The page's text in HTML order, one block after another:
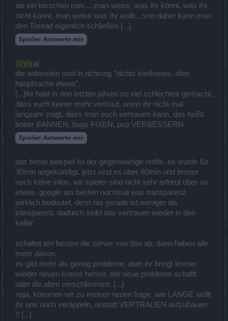
als ein bisschen naiv.....man weiss, was Ihr könnt, was Ihr
nicht könnt, man weiss was Ihr wollt....von daher kann man
den Thread eigentich schließen [...]
Spoiler:Antworte mir
@Viral
die antworten sind in richtung "nichts konkretes, aber
hauptsache etwas".
[...]ihr habt in den letzten jahren so viel schlechtes gemacht,
dass euch keiner mehr vertraut, wenn ihr nicht mal
langsam zeigt, dass man euch vertrauen kann. das heißt
botter BANNEN, bugs FIXEN, pvp VERBESSERN.
Spoiler:Antworte mir
das beste beispiel ist der gegenwärtige hotfix. es wurde für
30min angekündigt. jetzt sind es über 60min und immer
noch keine infos. wir spieler sind nicht sehr erfreut über so
etwas. google am besten nochmal was transparenz
wirklich bedeutet, denn fas gerade ist weniger als
transparent, dadurch sinkt das vertrauen wieder in den
keller.
schaltet am besten die server von dso ab. dann haben alle
mehr davon.
es gibt mehr als genug probleme, aber ihr bringt immer
wieder neuen krams hervor, der neue probleme schafft
oder die alten verschlimmert. [...}
naja, kommen wir zu meiner neuen frage. wie LANGE wollt
ihr uns noch veräppeln, anstatt VERTRAUEN aufzubauen
? [...]